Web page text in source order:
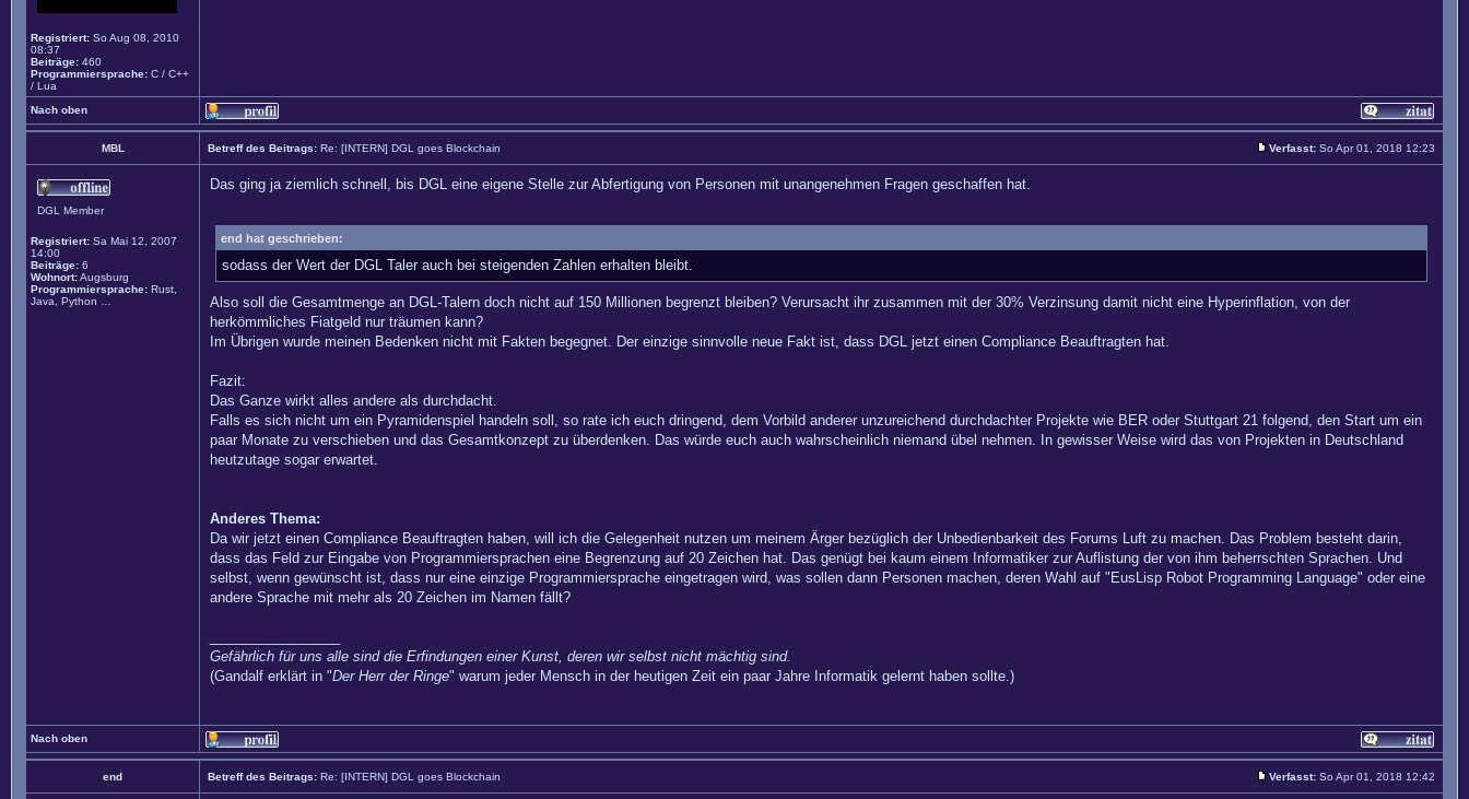
Registriert: So Aug 08, 2010
08:37
Beiträge: 460
Programmiersprache: C / C++
/ Lua
Nach oben
MBL Betreff des Beitrags: Re: [INTERN] DGL goes Blockchain Verfasst: So Apr 01, 2018 12:23
DGL Member
Registriert: Sa Mai 12, 2007
14:00
Beiträge: 6
Wohnort:Augsburg
Programmiersprache: Rust,
Java, Python …
Das ging ja ziemlich schnell, bis DGL eine eigene Stelle zur Abfertigung von Personen mit unangenehmen Fragen geschaffen hat.
end hat geschrieben:
sodass der Wert der DGL Taler auch bei steigenden Zahlen erhalten bleibt.
Also soll die Gesamtmenge an DGL-Talern doch nicht auf 150 Millionen begrenzt bleiben? Verursacht ihr zusammen mit der 30% Verzinsung damit nicht eine Hyperinflation, von der
herkömmliches Fiatgeld nur träumen kann?
Im Übrigen wurde meinen Bedenken nicht mit Fakten begegnet. Der einzige sinnvolle neue Fakt ist, dass DGL jetzt einen Compliance Beauftragten hat.
Fazit:
Das Ganze wirkt alles andere als durchdacht.
Falls es sich nicht um ein Pyramidenspiel handeln soll, so rate ich euch dringend, dem Vorbild anderer unzureichend durchdachter Projekte wie BER oder Stuttgart 21 folgend, den Start um ein
paar Monate zu verschieben und das Gesamtkonzept zu überdenken. Das würde euch auch wahrscheinlich niemand übel nehmen. In gewisser Weise wird das von Projekten in Deutschland
heutzutage sogar erwartet.
Anderes Thema:
Da wir jetzt einen Compliance Beauftragten haben, will ich die Gelegenheit nutzen um meinem Ärger bezüglich der Unbedienbarkeit des Forums Luft zu machen. Das Problem besteht darin,
dass das Feld zur Eingabe von Programmiersprachen eine Begrenzung auf 20 Zeichen hat. Das genügt bei kaum einem Informatiker zur Auflistung der von ihm beherrschten Sprachen. Und
selbst, wenn gewünscht ist, dass nur eine einzige Programmiersprache eingetragen wird, was sollen dann Personen machen, deren Wahl auf "EusLisp Robot Programming Language" oder eine
andere Sprache mit mehr als 20 Zeichen im Namen fällt?
Gefährlich für uns alle sind die Erfindungen einer Kunst, deren wir selbst nicht mächtig sind.
(Gandalf erklärt in "Der Herr der Ringe" warum jeder Mensch in der heutigen Zeit ein paar Jahre Informatik gelernt haben sollte.)
Nach oben
end Betreff des Beitrags: Re: [INTERN] DGL goes Blockchain Verfasst: So Apr 01, 2018 12:42